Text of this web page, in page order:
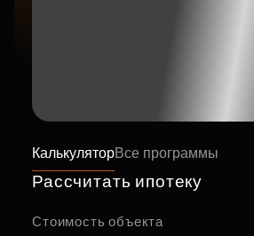
КалькуляторВсе программы
Рассчитать ипотеку
Стоимость объекта